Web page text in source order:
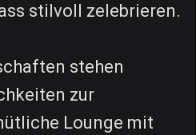
stilvoll zelebrieren.
stehen
zur
Lounge mit